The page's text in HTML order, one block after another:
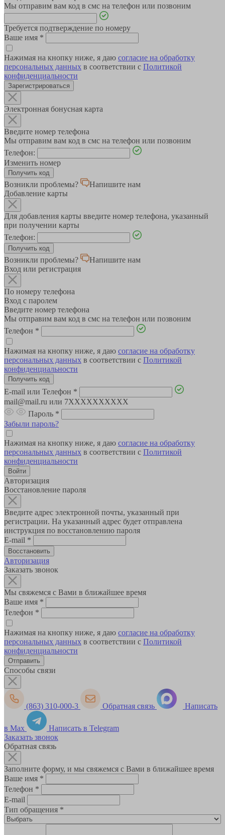
Мы отправим вам код в смс на телефон или позвоним
Требуется подтверждение по номеру
Ваше имя *
Нажимая на кнопку ниже, я даю согласие на обработку
персональных данных в соответствии с Политикой
конфиденциальности
Зарегистрироваться
Электронная бонусная карта
Введите номер телефона
Мы отправим вам код в смс на телефон или позвоним
Телефон:
Изменить номер
Возникли проблемы?
Напишите нам
Добавление карты
Для добавления карты введите номер телефона, указанный
при получении карты
Телефон:
Возникли проблемы?
Напишите нам
Вход или регистрация
По номеру телефона
Вход с паролем
Введите номер телефона
Мы отправим вам код в смс на телефон или позвоним
Телефон *
Нажимая на кнопку ниже, я даю согласие на обработку
персональных данных в соответствии с Политикой
конфиденциальности
E-mail или Телефон *
mail@mail.ru или 7XXXXXXXXXX
Пароль *
Забыли пароль?
Нажимая на кнопку ниже, я даю согласие на обработку
персональных данных в соответствии с Политикой
конфиденциальности
Авторизация
Восстановление пароля
Введите адрес электронной почты, указанный при
регистрации. На указанный адрес будет отправлена
инструкция по восстановлению пароля
E-mail *
Авторизация
Заказать звонок
Мы свяжемся с Вами в ближайшее время
Ваше имя *
Телефон *
Нажимая на кнопку ниже, я даю согласие на обработку
персональных данных в соответствии с Политикой
конфиденциальности
Способы связи
(863) 310-000-3 Обратная связь Написать
в Max
Написать в Telegram
Заказать звонок
Обратная связь
Заполните форму, и мы свяжемся с Вами в ближайшее время
Ваше имя *
Телефон *
E-mail
Тип обращения *